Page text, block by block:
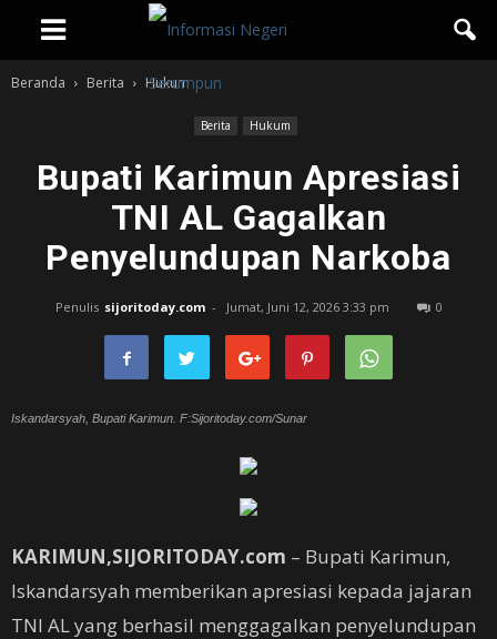
Beranda Berita Hukum
Berita Hukum
Bupati Karimun Apresiasi
TNI AL Gagalkan
Penyelundupan Narkoba
Penulis sijoritoday.com - Jumat, Juni 12, 2026 3:33 pm 0
Iskandarsyah, Bupati Karimun. F:Sijoritoday.com/Sunar
KARIMUN,SIJORITODAY.com – Bupati Karimun,
Iskandarsyah memberikan apresiasi kepada jajaran
TNI AL yang berhasil menggagalkan penyelundupan